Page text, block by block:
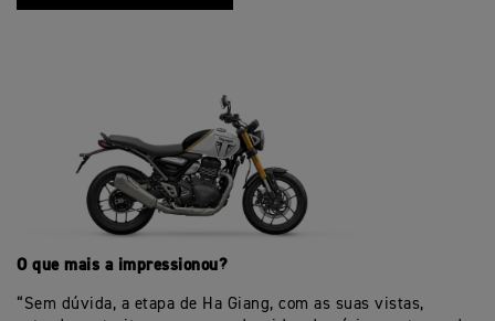
O que mais a impressionou?
“Sem dúvida, a etapa de Ha Giang, com as suas vistas,